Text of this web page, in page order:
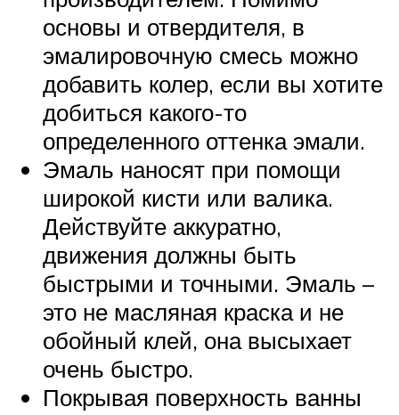
основы и отвердителя, в
эмалировочную смесь можно
добавить колер, если вы хотите
добиться какого-то
определенного оттенка эмали.
Эмаль наносят при помощи
широкой кисти или валика.
Действуйте аккуратно,
движения должны быть
быстрыми и точными. Эмаль –
это не масляная краска и не
обойный клей, она высыхает
очень быстро.
Покрывая поверхность ванны